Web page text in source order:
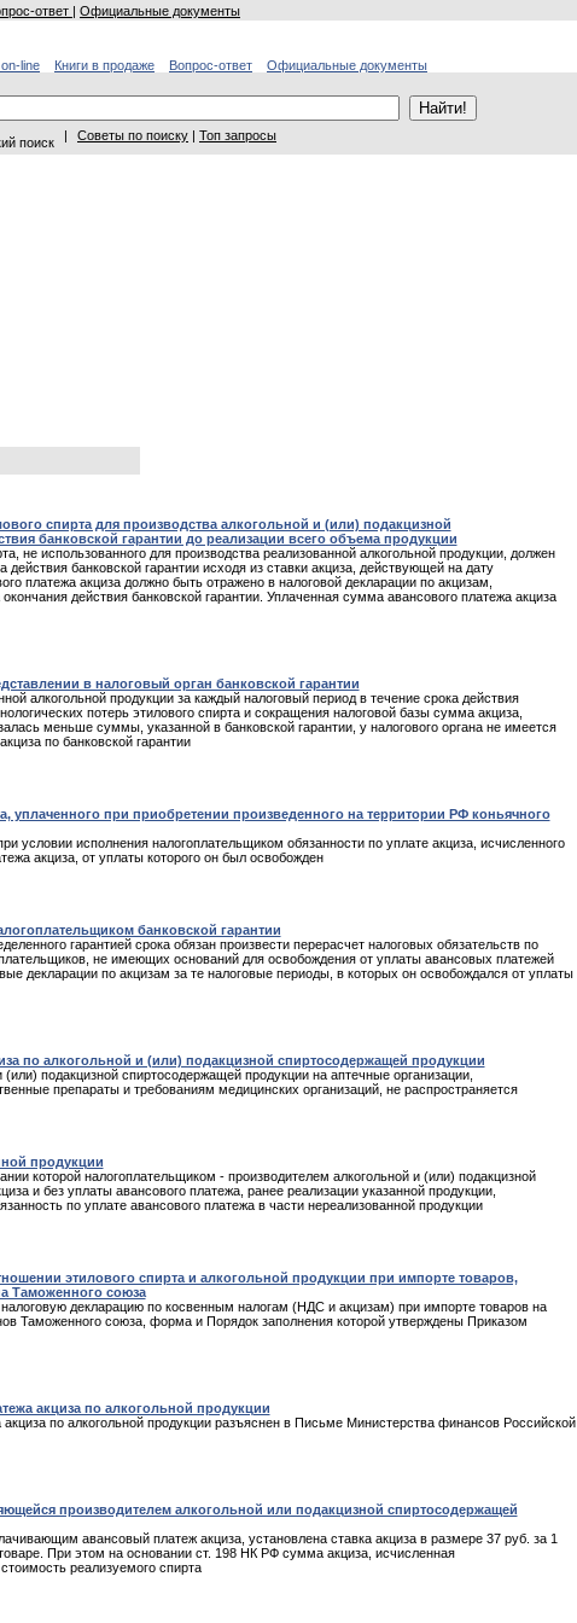
ответ | Официальные документы
on-line Книги в продаже Вопрос-ответ
Официальные документы
поиск | Советы по поиску | Топ запросы
спирта для производства алкогольной и (или) подакцизной
банковской гарантии до реализации всего объема продукции
не использованного для производства реализованной алкогольной продукции, должен
банковской гарантии исходя из ставки акциза, действующей на дату
платежа акциза должно быть отражено в налоговой декларации по акцизам,
действия банковской гарантии. Уплаченная сумма авансового платежа акциза
в налоговый орган банковской гарантии
алкогольной продукции за каждый налоговый период в течение срока действия
потерь этилового спирта и сокращения налоговой базы сумма акциза,
меньше суммы, указанной в банковской гарантии, у налогового органа не имеется
по банковской гарантии
уплаченного при приобретении произведенного на территории РФ коньячного
условии исполнения налогоплательщиком обязанности по уплате акциза, исчисленного
акциза, от уплаты которого он был освобожден
банковской гарантии
гарантией срока обязан произвести перерасчет налоговых обязательств по
не имеющих оснований для освобождения от уплаты авансовых платежей
декларации по акцизам за те налоговые периоды, в которых он освобождался от уплаты
по алкогольной и (или) подакцизной спиртосодержащей продукции
подакцизной спиртосодержащей продукции на аптечные организации,
препараты и требованиям медицинских организаций, не распространяется
продукции
которой налогоплательщиком - производителем алкогольной и (или) подакцизной
и без уплаты авансового платежа, ранее реализации указанной продукции,
по уплате авансового платежа в части нереализованной продукции
этилового спирта и алкогольной продукции при импорте товаров,
Таможенного союза
декларацию по косвенным налогам (НДС и акцизам) при импорте товаров на
Таможенного союза, форма и Порядок заполнения которой утверждены Приказом
акциза по алкогольной продукции
по алкогольной продукции разъяснен в Письме Министерства финансов Российской
производителем алкогольной или подакцизной спиртосодержащей
авансовый платеж акциза, установлена ставка акциза в размере 37 руб. за 1
При этом на основании ст. 198 НК РФ сумма акциза, исчисленная
реализуемого спирта